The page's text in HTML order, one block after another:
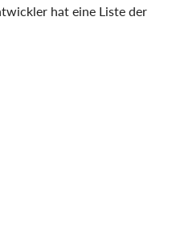
hat eine Liste der